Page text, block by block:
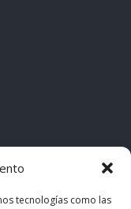
tecnologías como las